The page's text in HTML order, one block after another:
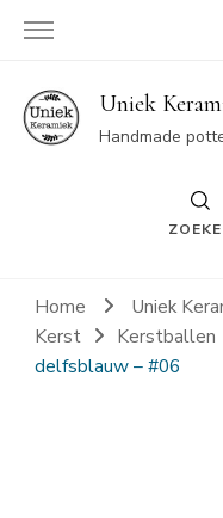
Uniek
Handmade
Home Uniek
Kerst
Kerstballen
delfsblauw – #06